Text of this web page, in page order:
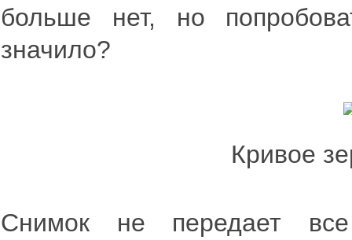
больше нет, но
значило?
Кривое
Снимок не передает